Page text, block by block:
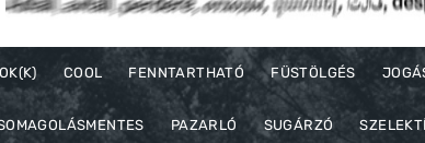
COOL FENNTARTHATÓ FÜSTÖLGÉS
PAZARLÓ SUGÁRZÓ